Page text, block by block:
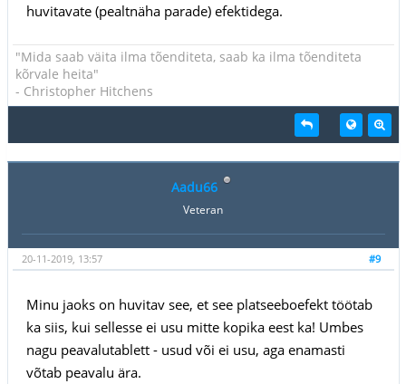
huvitavate (pealtnäha parade) efektidega.
"Mida saab väita ilma tõenditeta, saab ka ilma tõenditeta
kõrvale heita"
- Christopher Hitchens
Aadu66
Veteran
#9
20-11-2019, 13:57
Minu jaoks on huvitav see, et see platseeboefekt töötab
ka siis, kui sellesse ei usu mitte kopika eest ka! Umbes
nagu peavalutablett - usud või ei usu, aga enamasti
võtab peavalu ära.